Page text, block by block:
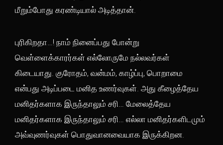
மீறும்போது கரண்டியால் அடித்தான்.
புரிகிறதா…! நாம் நினைப்பது போன்று
வெள்ளைக்காரர்கள் எல்லோருமே நல்லவர்கள்
கிடையாது. குரோதம், வன்மம், காழ்ப்பு, பொறாமை
என்பது அடிப்படை மனித உணர்வுகள். அது கீழைத்தேய
மனிதர்களாக இருந்தாலும் சரி… மேலைத்தேய
மனிதர்களாக இருந்தாலும் சரி… எல்லா மனிதர்களிடமும்
அவ்வுணர்வுகள் பொதுவானவையாக இருக்கிறன.